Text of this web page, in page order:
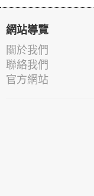
網站導覽
關於我們
聯絡我們
官方網站